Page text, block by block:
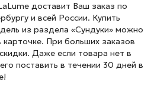
доставит Ваш заказ по
и всей России. Купить
из раздела «Сундуки» можно
карточке. При больших заказов
Даже если товара нет в
поставить в течении 30 дней в